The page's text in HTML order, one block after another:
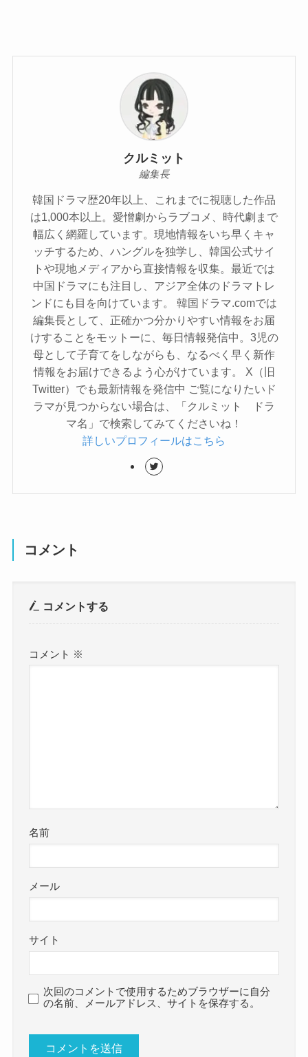
クルミット
編集長
韓国ドラマ歴20年以上、これまでに視聴した作品
は1,000本以上。愛憎劇からラブコメ、時代劇まで
幅広く網羅しています。現地情報をいち早くキャ
ッチするため、ハングルを独学し、韓国公式サイ
トや現地メディアから直接情報を収集。最近では
中国ドラマにも注目し、アジア全体のドラマトレ
ンドにも目を向けています。 韓国ドラマ.comでは
編集長として、正確かつ分かりやすい情報をお届
けすることをモットーに、毎日情報発信中。3児の
母として子育てをしながらも、なるべく早く新作
情報をお届けできるよう心がけています。 X（旧
Twitter）でも最新情報を発信中 ご覧になりたいド
ラマが見つからない場合は、「クルミット ドラ
マ名」で検索してみてくださいね！
詳しいプロフィールはこちら
コメント
コメントする
コメント ※
名前
メール
サイト
次回のコメントで使用するためブラウザーに自分
の名前、メールアドレス、サイトを保存する。